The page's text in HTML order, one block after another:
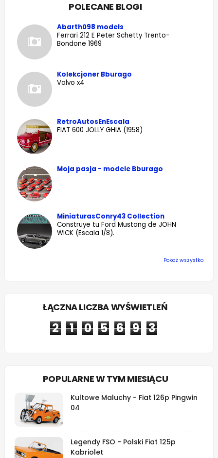
POLECANE BLOGI
Abarth098 models
Ferrari 212 E Peter Schetty Trento-
Bondone 1969
Kolekcjoner Bburago
Volvo x4
RetroAutosEnEscala
FIAT 600 JOLLY GHIA (1958)
Moja pasja - modele Bburago
MiniaturasConry43 Collection
Construye tu Ford Mustang de JOHN
WICK (Escala 1/8).
Pokaż wszystko
ŁĄCZNA LICZBA WYŚWIETLEŃ
2 1 0 5 6 9 3
POPULARNE W TYM MIESIĄCU
Kultowe Maluchy - Fiat 126p Pingwin
04
Legendy FSO - Polski Fiat 125p
Kabriolet